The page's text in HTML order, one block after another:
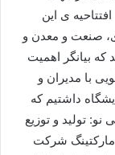
ی این
صنعت و معدن و
بیانگر اهمیت
با مدیران و
داشتیم که
تولید و توزیع
مارکتینگ شرکت